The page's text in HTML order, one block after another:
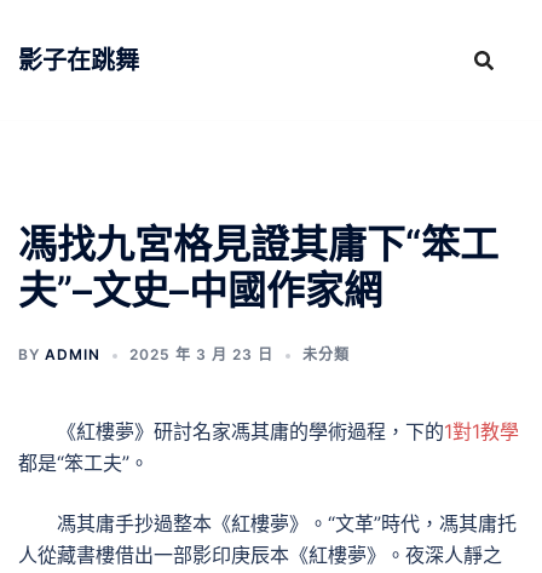
影子在跳舞
馮找九宮格見證其庸下“笨工
夫”–文史–中國作家網
BY ADMIN 2025 年 3 月 23 日 未分類
《紅樓夢》研討名家馮其庸的學術過程，下的1對1教學
都是“笨工夫”。
馮其庸手抄過整本《紅樓夢》。“文革”時代，馮其庸托
人從藏書樓借出一部影印庚辰本《紅樓夢》。夜深人靜之